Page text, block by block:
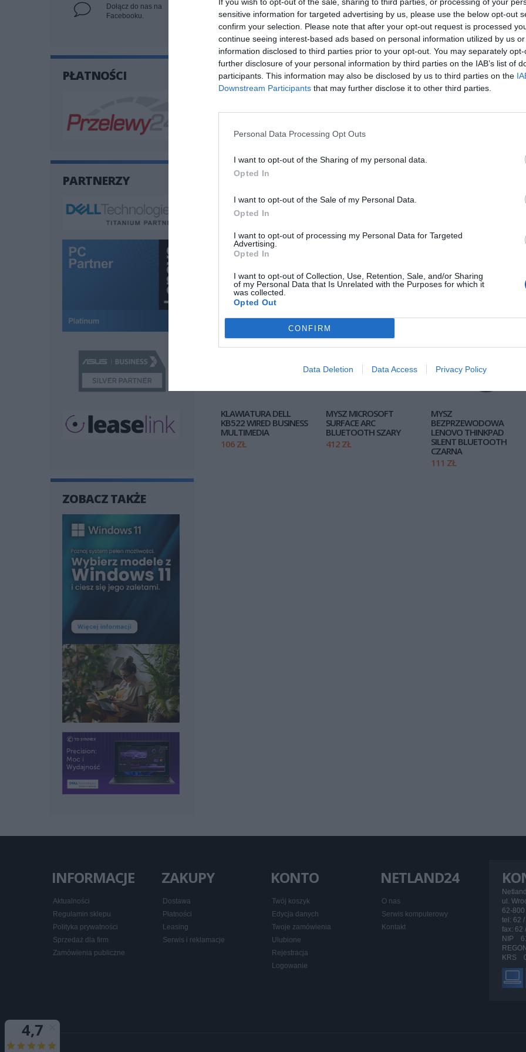
sensitive information for targeted advertising by us, please use the below opt-out
confirm your selection. Please note that after your opt-out request is processed
continue seeing interest-based ads based on personal information utilized by us
information disclosed to third parties prior to your opt-out. You may separately
further disclosure of your personal information by third parties on the IAB’s list of
participants. This information may also be disclosed by us to third parties on the
Downstream Participants that may further disclose it to other third parties.
Personal Data Processing Opt Outs
I want to opt-out of the Sharing of my personal data.
Opted In
I want to opt-out of the Sale of my Personal Data.
Opted In
I want to opt-out of processing my Personal Data for Targeted
Advertising.
Opted In
I want to opt-out of Collection, Use, Retention, Sale, and/or Sharing
of my Personal Data that Is Unrelated with the Purposes for which it
was collected.
Opted Out
CONFIRM
Data Deletion Data Access Privacy Policy
Dołącz do nas na
Facebooku.
PŁATNOŚCI
PARTNERZY
ZOBACZ TAKŻE
E-mail: market@a4tech.com.tw
https://www.a4tech.com/techSupport.aspx
ZAPYTANIE O PRODUKT
Wiadomość
POLECANE
KLAWIATURA DELL
KB522 WIRED BUSINESS
MULTIMEDIA
106 ZŁ
20 szt
MYSZ MICROSOFT
SURFACE ARC
BLUETOOTH SZARY
412 ZŁ
MYSZ
BEZPRZEWODOWA
LENOVO THINKPAD
SILENT BLUETOOTH
CZARNA
111 ZŁ
ul.
62-
tel: 62
fax: 62
NIP
KRS
INFORMACJE
Aktualności
Regulamin sklepu
Polityka prywatności
Sprzedaż dla firm
Zamówienia publiczne
ZAKUPY
Dostawa
Płatności
Leasing
Serwis i reklamacje
KONTO
Twój koszyk
Edycja danych
Twoje zamówienia
Ulubione
Rejestracja
Logowanie
NETLAND24
O nas
Serwis komputerowy
Kontakt